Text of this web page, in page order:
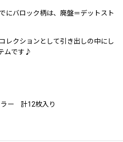
にバロック柄は、廃盤＝デットスト
クションとして引き出しの中にし
ムです♪
ー 計12枚入り